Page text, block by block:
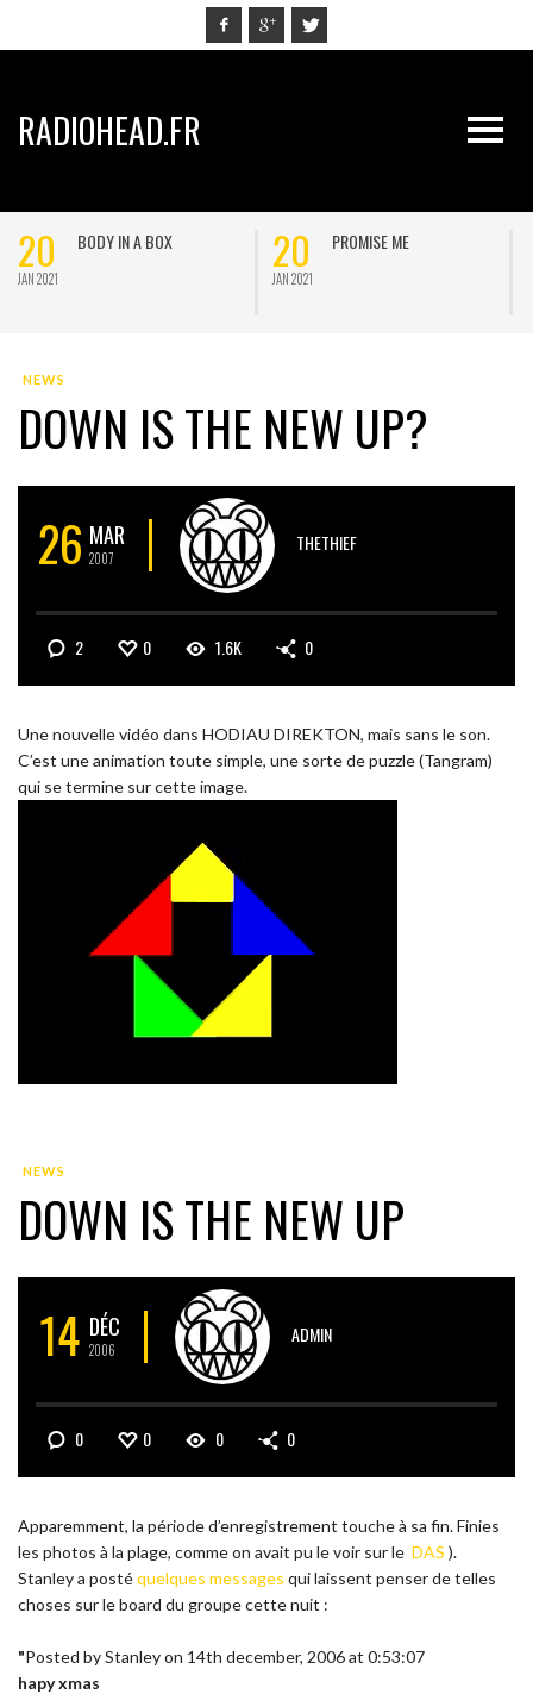
RADIOHEAD.FR
20
JAN 2021
BODY IN A BOX 20
JAN 2021
PROMISE ME
NEWS
DOWN IS THE NEW UP?
26 MAR
2007
THETHIEF
2 0 1.6K 0
Une nouvelle vidéo dans HODIAU DIREKTON, mais sans le son.
C’est une animation toute simple, une sorte de puzzle (Tangram)
qui se termine sur cette image.
NEWS
DOWN IS THE NEW UP
14 DÉC
2006
ADMIN
0 0 0 0
Apparemment, la période d’enregistrement touche à sa fin. Finies
les photos à la plage, comme on avait pu le voir sur le DAS ).
Stanley a postéquelques messages qui laissent penser de telles
choses sur le board du groupe cette nuit :
"Posted by Stanley on 14th december, 2006 at 0:53:07
hapy xmas